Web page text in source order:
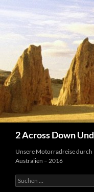
2 Across Down
Unsere Motorradreise durch
Australien – 2016
Suchen
nach: